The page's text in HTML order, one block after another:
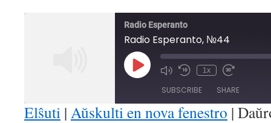
Radio Esperanto
Radio Esperanto, №44
Play
Episode Mute/Unmute
Rewind
Seconds
1x
Fast
30
seconds
SUBSCRIBE SHARE
Elŝuti | Aŭskulti en nova fenestro |